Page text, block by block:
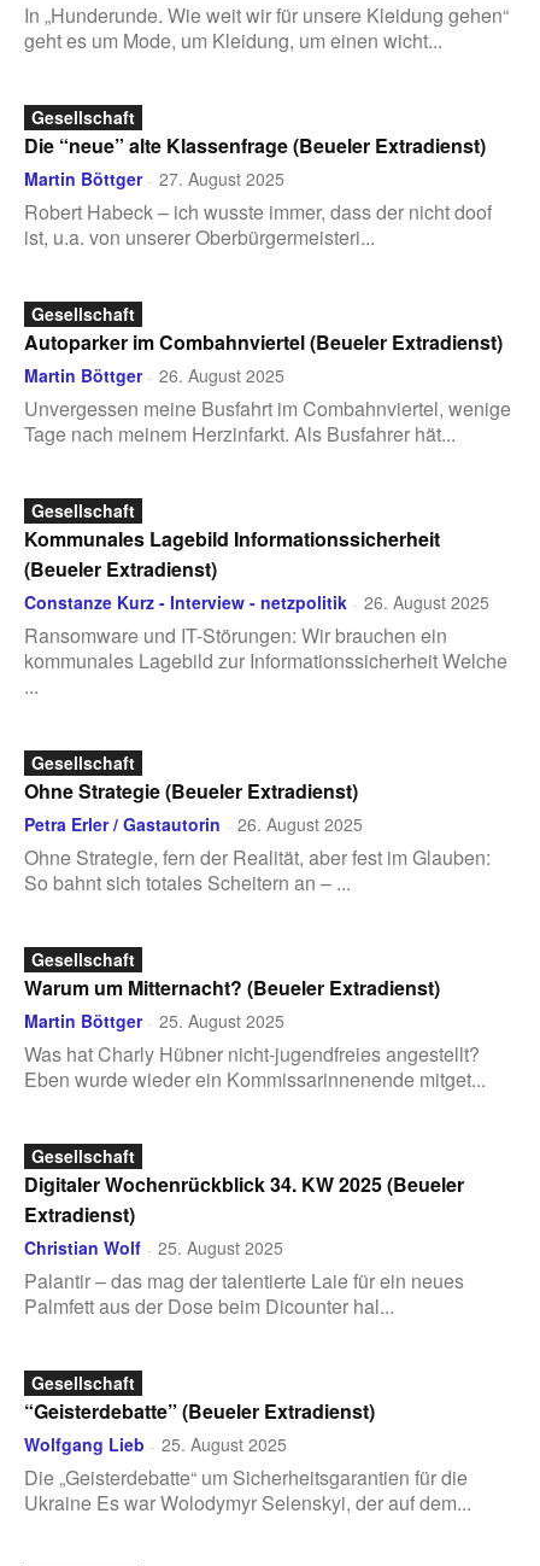
In „Hunderunde. Wie weit wir für unsere Kleidung gehen“
geht es um Mode, um Kleidung, um einen wicht...
Gesellschaft
Die “neue” alte Klassenfrage (Beueler Extradienst)
Martin Böttger - 27. August 2025
Robert Habeck – ich wusste immer, dass der nicht doof
ist, u.a. von unserer Oberbürgermeisteri...
Gesellschaft
Autoparker im Combahnviertel (Beueler Extradienst)
Martin Böttger - 26. August 2025
Unvergessen meine Busfahrt im Combahnviertel, wenige
Tage nach meinem Herzinfarkt. Als Busfahrer hät...
Gesellschaft
Kommunales Lagebild Informationssicherheit
(Beueler Extradienst)
Constanze Kurz - Interview - netzpolitik - 26. August 2025
Ransomware und IT-Störungen: Wir brauchen ein
kommunales Lagebild zur Informationssicherheit Welche
...
Gesellschaft
Ohne Strategie (Beueler Extradienst)
Petra Erler / Gastautorin - 26. August 2025
Ohne Strategie, fern der Realität, aber fest im Glauben:
So bahnt sich totales Scheitern an – ...
Gesellschaft
Warum um Mitternacht? (Beueler Extradienst)
Martin Böttger - 25. August 2025
Was hat Charly Hübner nicht-jugendfreies angestellt?
Eben wurde wieder ein Kommissarinnenende mitget...
Gesellschaft
Digitaler Wochenrückblick 34. KW 2025 (Beueler
Extradienst)
Christian Wolf - 25. August 2025
Palantir – das mag der talentierte Laie für ein neues
Palmfett aus der Dose beim Dicounter hal...
Gesellschaft
“Geisterdebatte” (Beueler Extradienst)
Wolfgang Lieb - 25. August 2025
Die „Geisterdebatte“ um Sicherheitsgarantien für die
Ukraine Es war Wolodymyr Selenskyi, der auf dem...